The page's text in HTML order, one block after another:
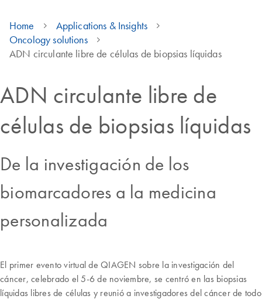
Home
Applications & Insights
Oncology solutions
ADN circulante libre de células de biopsias líquidas
ADN circulante libre de
células de biopsias líquidas
De la investigación de los
biomarcadores a la medicina
personalizada
El primer evento virtual de QIAGEN sobre la investigación del
cáncer, celebrado el 5-6 de noviembre, se centró en las biopsias
líquidas libres de células y reunió a investigadores del cáncer de todo